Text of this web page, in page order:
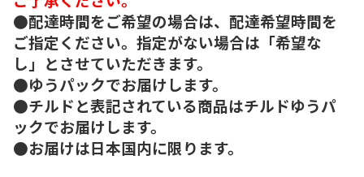
●配達時間をご希望の場合は、配達希望時間を
ご指定ください。指定がない場合は「希望な
し」とさせていただきます。
●ゆうパックでお届けします。
●チルドと表記されている商品はチルドゆうパ
ックでお届けします。
●お届けは日本国内に限ります。